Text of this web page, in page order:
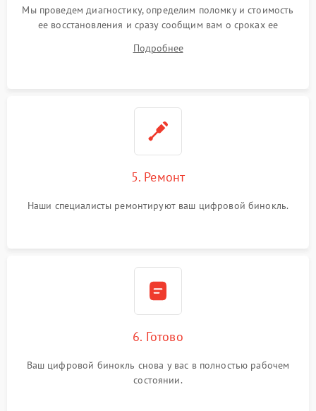
Мы проведем диагностику, определим поломку и стоимость
ее восстановления и сразу сообщим вам о сроках ее
Подробнее
5. Ремонт
Наши специалисты ремонтируют ваш цифровой бинокль.
6. Готово
Ваш цифровой бинокль снова у вас в полностью рабочем
состоянии.